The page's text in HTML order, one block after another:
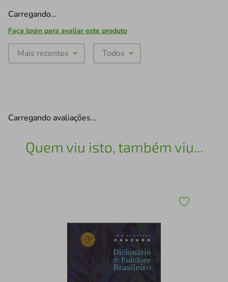
Carregando…
Faça login para avaliar este produto
Mais recentes Todos
Carregando avaliações…
Quem viu isto, também viu...